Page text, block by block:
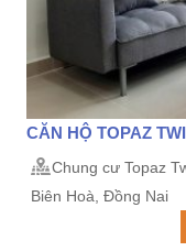
CĂN HỘ TOPAZ
Chung cư Topaz
Biên Hoà, Đồng Nai